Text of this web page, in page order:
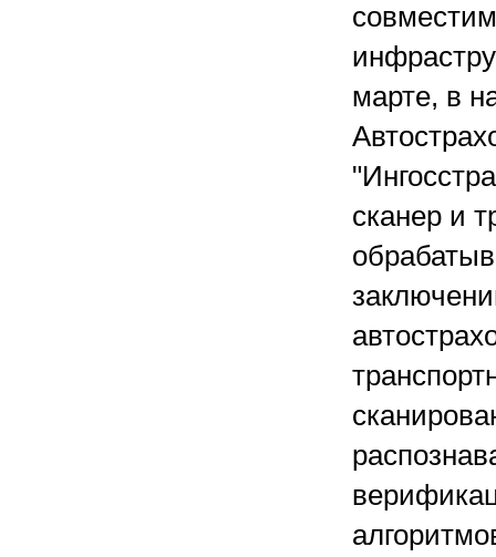
марте, в
сканер и